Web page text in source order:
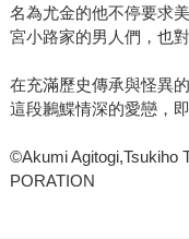
名為尤金的他不停要求
宮小路家的男人們，也
在充滿歷史傳承與怪異的
這段鶼鰈情深的愛戀，
©Akumi Agitogi,Tsukiho
PORATION